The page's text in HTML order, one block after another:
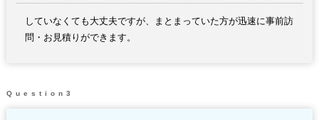
していなくても大丈夫ですが、まとまっていた方が迅速に事前訪
問・お見積りができます。
Question3